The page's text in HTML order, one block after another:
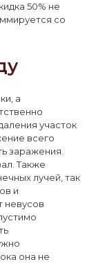
50% не
со
а
участок
всего
заражения.
Также
лучей, так
и
невусов
она не